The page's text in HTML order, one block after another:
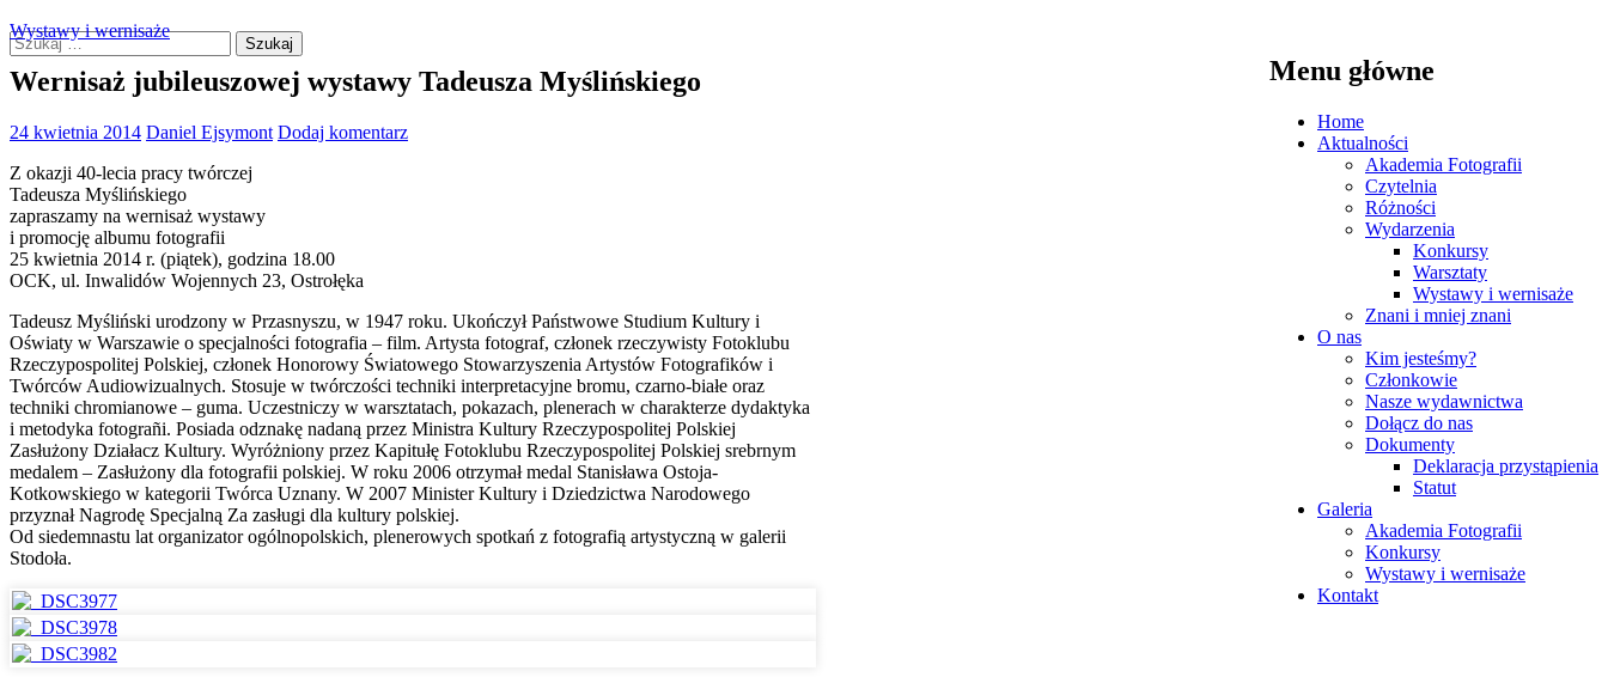
Ostrołęckie Towarzystwo Fotograficzne
Szukaj
Menu główne
Przeskocz
Home
Aktualności
Akademia Fotografii
Czytelnia
Różności
Wydarzenia
Konkursy
Warsztaty
Wystawy i wernisaże
Znani i mniej znani
O nas
Kim jesteśmy?
Członkowie
Nasze wydawnictwa
Dołącz do nas
Dokumenty
Deklaracja przystąpienia
Statut
Galeria
Akademia Fotografii
Konkursy
Wystawy i wernisaże
Kontakt
Szukaj:
Wystawy i wernisaże
Wernisaż jubileuszowej wystawy Tadeusza Myślińskiego
24 kwietnia 2014 Daniel Ejsymont Dodaj komentarz
Z okazji 40-lecia pracy twórczej
Tadeusza Myślińskiego
zapraszamy na wernisaż wystawy
i promocję albumu fotografii
25 kwietnia 2014 r. (piątek), godzina 18.00
OCK, ul. Inwalidów Wojennych 23, Ostrołęka
Tadeusz Myśliński urodzony w Przasnyszu, w 1947 roku. Ukończył Państwowe Studium Kultury i
Oświaty w Warszawie o specjalności fotografia – film. Artysta fotograf, członek rzeczywisty Fotoklubu
Rzeczypospolitej Polskiej, członek Honorowy Światowego Stowarzyszenia Artystów Fotografików i
Twórców Audiowizualnych. Stosuje w twórczości techniki interpretacyjne bromu, czarno-białe oraz
techniki chromianowe – guma. Uczestniczy w warsztatach, pokazach, plenerach w charakterze dydaktyka
i metodyka fotograñi. Posiada odznakę nadaną przez Ministra Kultury Rzeczypospolitej Polskiej
Zasłużony Działacz Kultury. Wyróżniony przez Kapitułę Fotoklubu Rzeczypospolitej Polskiej srebrnym
medalem – Zasłużony dla fotografii polskiej. W roku 2006 otrzymał medal Stanisława Ostoja-
Kotkowskiego w kategorii Twórca Uznany. W 2007 Minister Kultury i Dziedzictwa Narodowego
przyznał Nagrodę Specjalną Za zasługi dla kultury polskiej.
Od siedemnastu lat organizator ogólnopolskich, plenerowych spotkań z fotografią artystyczną w galerii
Stodoła.